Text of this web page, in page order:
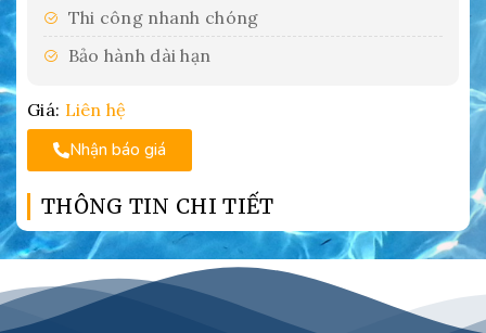
Thi công nhanh chóng
Bảo hành dài hạn
Giá: Liên hệ
Nhận báo giá
THÔNG TIN CHI TIẾT